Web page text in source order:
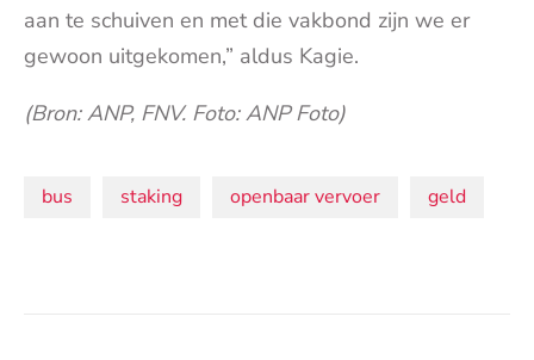
aan te schuiven en met die vakbond zijn we er
gewoon uitgekomen,” aldus Kagie.
(Bron: ANP, FNV. Foto: ANP Foto)
Onderwerpen:
bus staking openbaar vervoer geld